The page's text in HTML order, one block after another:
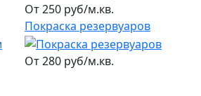
От 250 руб/м.кв.
Покраска резервуаров
От 280 руб/м.кв.